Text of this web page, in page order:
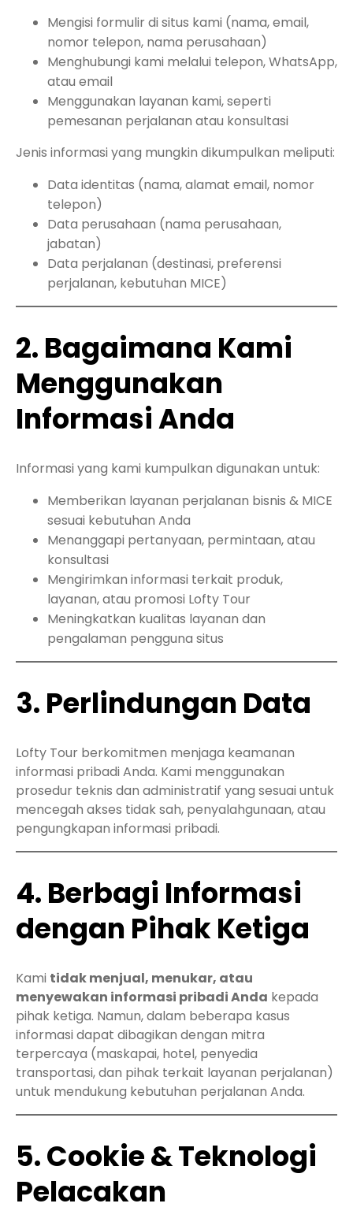
Mengisi formulir di situs kami (nama, email,
nomor telepon, nama perusahaan)
Menghubungi kami melalui telepon, WhatsApp,
atau email
Menggunakan layanan kami, seperti
pemesanan perjalanan atau konsultasi
Jenis informasi yang mungkin dikumpulkan meliputi:
Data identitas (nama, alamat email, nomor
telepon)
Data perusahaan (nama perusahaan,
jabatan)
Data perjalanan (destinasi, preferensi
perjalanan, kebutuhan MICE)
2. Bagaimana Kami
Menggunakan
Informasi Anda
Informasi yang kami kumpulkan digunakan untuk:
Memberikan layanan perjalanan bisnis & MICE
sesuai kebutuhan Anda
Menanggapi pertanyaan, permintaan, atau
konsultasi
Mengirimkan informasi terkait produk,
layanan, atau promosi Lofty Tour
Meningkatkan kualitas layanan dan
pengalaman pengguna situs
3. Perlindungan Data
Lofty Tour berkomitmen menjaga keamanan
informasi pribadi Anda. Kami menggunakan
prosedur teknis dan administratif yang sesuai untuk
mencegah akses tidak sah, penyalahgunaan, atau
pengungkapan informasi pribadi.
4. Berbagi Informasi
dengan Pihak Ketiga
Kami tidak menjual, menukar, atau
menyewakan informasi pribadi Anda kepada
pihak ketiga. Namun, dalam beberapa kasus
informasi dapat dibagikan dengan mitra
terpercaya (maskapai, hotel, penyedia
transportasi, dan pihak terkait layanan perjalanan)
untuk mendukung kebutuhan perjalanan Anda.
5. Cookie & Teknologi
Pelacakan